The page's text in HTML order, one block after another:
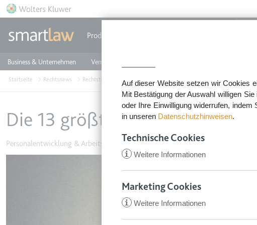
Auf dieser Website setzen wir Cookies
Mit Bestätigung der Auswahl willigen
oder Ihre Einwilligung widerrufen,
in unseren Datenschutzhinweisen.
Technische Cookies
i Weitere Informationen
CookieConsent
Anbieter:
app.smartlaw.de
Marketing Cookies
i Weitere Informationen
Direkt zum Inhalt
Produkte
Business & Unternehmen Vermieten & Immobilien
Startseite Rechtsnews Rechtstipps Business & Unternehmen Personalentwicklung &
Die 13 größten Irrtümer im
Personalentwicklung & Arbeitsbedingungen • 24. Januar 2017